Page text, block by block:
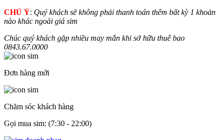
CHÚ Ý: Quý khách sẽ không phải thanh toán thêm bất kỳ 1 khoản
nào khác ngoài giá sim
Chúc quý khách gặp nhiều may mắn khi sở hữu thuê bao
0843.67.0000
Đơn hàng mới
Chăm sóc khách hàng
Gọi mua sim: (7:30 - 22:00)